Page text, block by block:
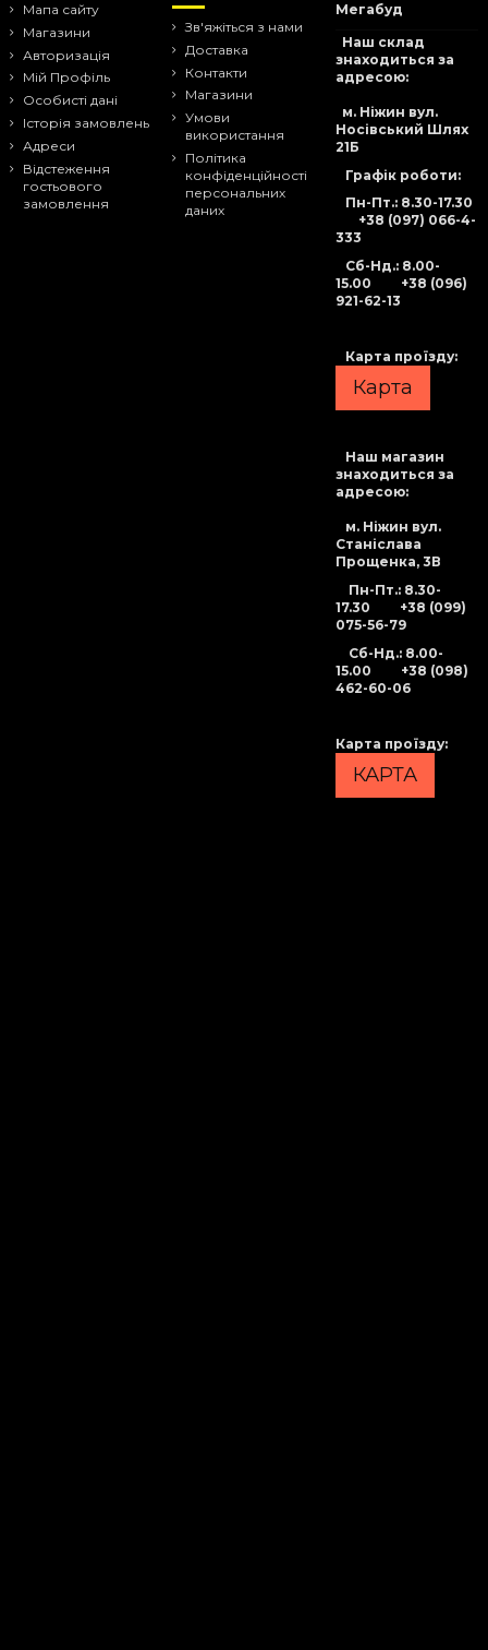
Мапа сайту
Магазини
Авторизація
Мій Профіль
Особисті дані
Історія замовлень
Адреси
Відстеження
гостьового
замовлення
Зв'яжіться з нами
Доставка
Контакти
Магазини
Умови
використання
Політика
конфіденційності
персональних
даних
Мегабуд
Наш склад
знаходиться за
адресою:
м. Ніжин вул.
Носівський Шлях
21Б
Графік роботи:
Пн-Пт.: 8.30-17.30
+38 (097) 066-4-
333
Сб-Нд.: 8.00-
15.00 +38 (096)
921-62-13
Карта проїзду:
Карта
Наш магазин
знаходиться за
адресою:
м. Ніжин вул.
Станіслава
Прощенка, 3В
Пн-Пт.: 8.30-
17.30 +38 (099)
075-56-79
Сб-Нд.: 8.00-
15.00 +38 (098)
462-60-06
Карта проїзду:
КАРТА